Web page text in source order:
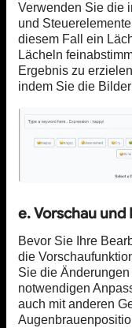
Verwenden Sie die
und
diesem Fall ein
Lächeln
Ergebnis zu
indem Sie die
e. Vorschau und
Bevor Sie Ihre
die
Sie die
notwendigen
auch mit anderen